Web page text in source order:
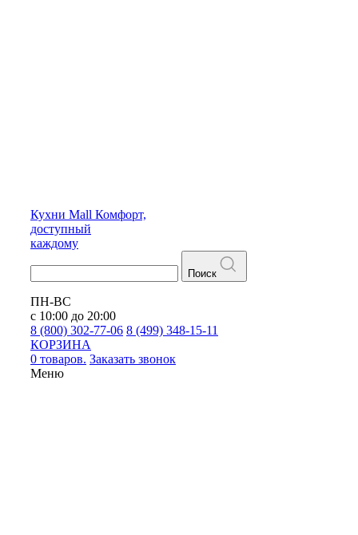
Кухни Mall Комфорт,
доступный
каждому
Поиск
ПН-ВС
с 10:00 до 20:00
8 (800) 302-77-06 8 (499) 348-15-11
КОРЗИНА
0 товаров. Заказать звонок
Меню